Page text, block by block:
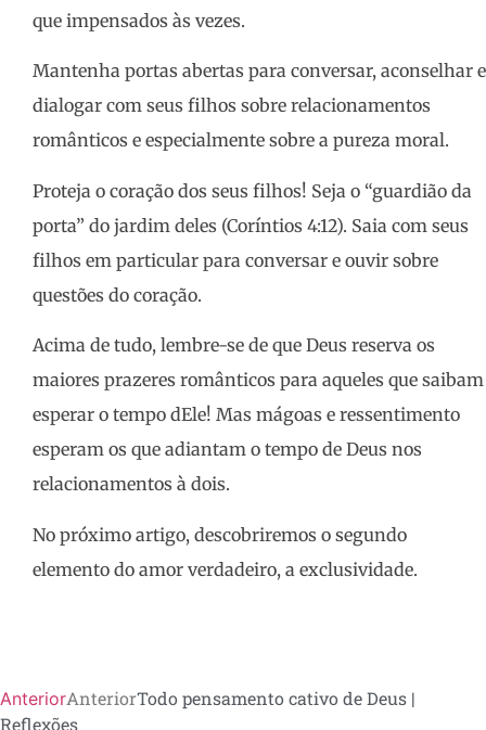
que impensados às vezes.
Mantenha portas abertas para conversar, aconselhar e
dialogar com seus filhos sobre relacionamentos
românticos e especialmente sobre a pureza moral.
Proteja o coração dos seus filhos! Seja o “guardião da
porta” do jardim deles (Coríntios 4:12). Saia com seus
filhos em particular para conversar e ouvir sobre
questões do coração.
Acima de tudo, lembre-se de que Deus reserva os
maiores prazeres românticos para aqueles que saibam
esperar o tempo dEle! Mas mágoas e ressentimento
esperam os que adiantam o tempo de Deus nos
relacionamentos à dois.
No próximo artigo, descobriremos o segundo
elemento do amor verdadeiro, a exclusividade.
AnteriorAnteriorTodo pensamento cativo de Deus |
Reflexões